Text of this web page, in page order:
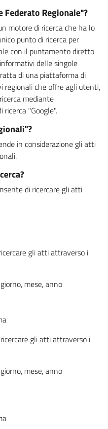
Regionale"?
motore di ricerca che ha lo
punto di ricerca per
con il puntamento diretto
delle singole
di una piattaforma di
regionali che offre agli utenti,
mediante
"Google".
in considerazione gli atti
di ricercare gli atti
gli atti attraverso i
mese, anno
gli atti attraverso i
mese, anno